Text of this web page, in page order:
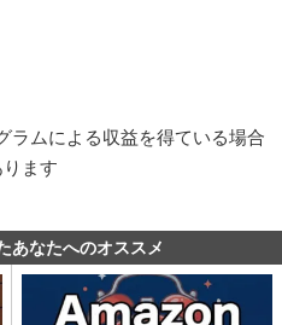
ラムによる収益を得ている場合
ります
あなたへのオススメ